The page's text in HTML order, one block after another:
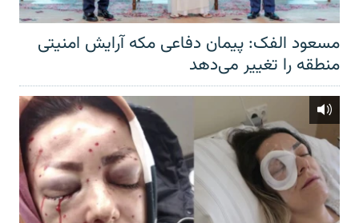
مسعود الفک: پیمان دفاعی مکه آرایش امنیتی
منطقه را تغییر می‌دهد